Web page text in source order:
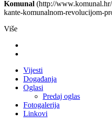
Komunal (http://
kante-komunalnom-revolucijom-
Više
Vijesti
Događanja
Oglasi
Predaj oglas
Fotogalerija
Linkovi